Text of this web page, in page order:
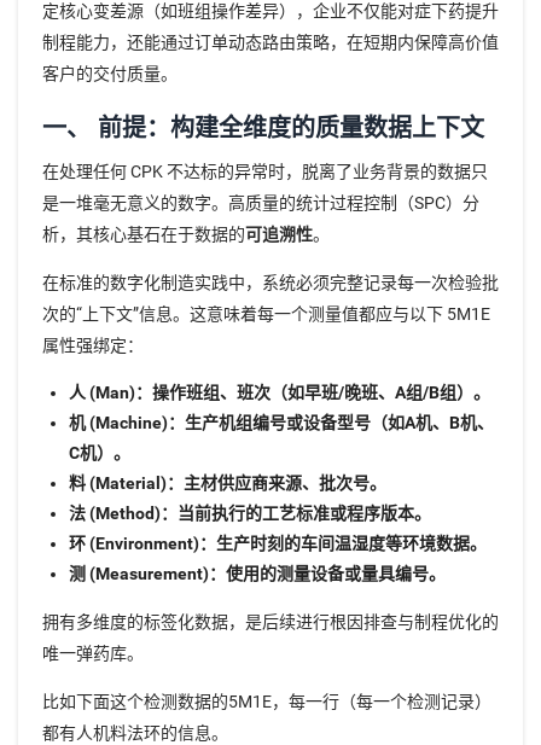
定核心变差源（如班组操作差异），企业不仅能对症下药提升
制程能力，还能通过订单动态路由策略，在短期内保障高价值
客户的交付质量。
一、 前提：构建全维度的质量数据上下文
在处理任何 CPK 不达标的异常时，脱离了业务背景的数据只
是一堆毫无意义的数字。高质量的统计过程控制（SPC）分
析，其核心基石在于数据的可追溯性。
在标准的数字化制造实践中，系统必须完整记录每一次检验批
次的“上下文”信息。这意味着每一个测量值都应与以下 5M1E
属性强绑定：
人 (Man)：操作班组、班次（如早班/晚班、A组/B组）。
机 (Machine)：生产机组编号或设备型号（如A机、B机、
C机）。
料 (Material)：主材供应商来源、批次号。
法 (Method)：当前执行的工艺标准或程序版本。
环 (Environment)：生产时刻的车间温湿度等环境数据。
测 (Measurement)：使用的测量设备或量具编号。
拥有多维度的标签化数据，是后续进行根因排查与制程优化的
唯一弹药库。
比如下面这个检测数据的5M1E，每一行（每一个检测记录）
都有人机料法环的信息。